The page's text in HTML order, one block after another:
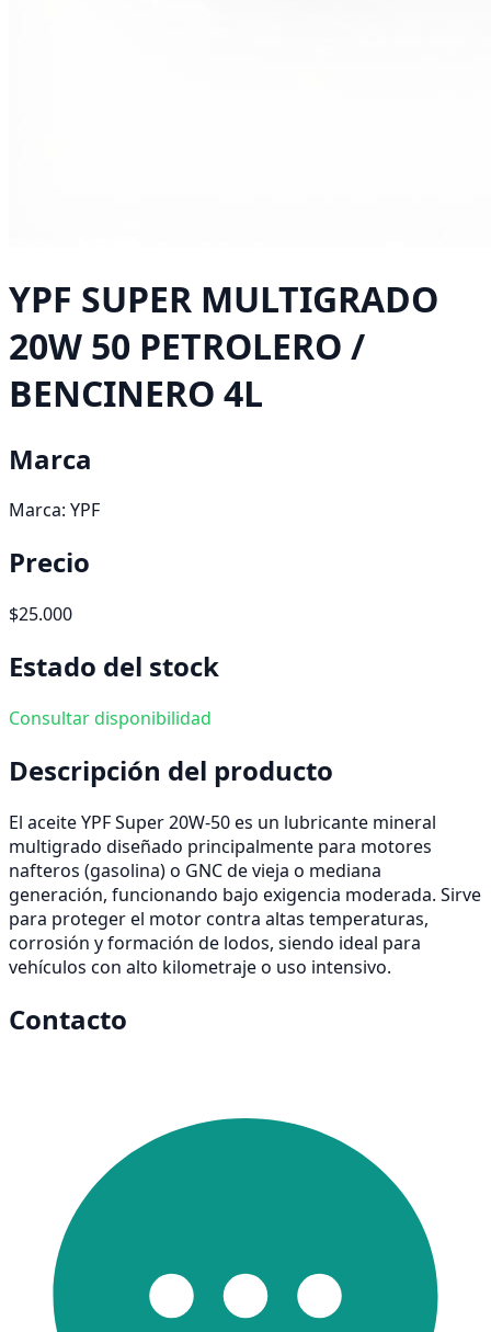
YPF SUPER MULTIGRADO
20W 50 PETROLERO /
BENCINERO 4L
Marca
Marca: YPF
Precio
$25.000
Estado del stock
Consultar disponibilidad
Descripción del producto
El aceite YPF Super 20W-50 es un lubricante mineral
multigrado diseñado principalmente para motores
nafteros (gasolina) o GNC de vieja o mediana
generación, funcionando bajo exigencia moderada. Sirve
para proteger el motor contra altas temperaturas,
corrosión y formación de lodos, siendo ideal para
vehículos con alto kilometraje o uso intensivo.
Contacto